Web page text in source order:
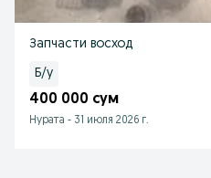
Запчасти восход
Б/у
400 000 сум
Нурата - 31 июля 2026 г.